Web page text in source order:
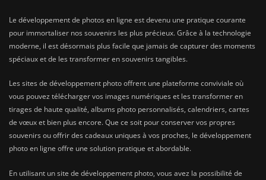
Le développement de photos en ligne est devenu une pratique courante
pour immortaliser nos souvenirs les plus précieux. Grâce à la technologie
moderne, il est désormais plus facile que jamais de capturer des moments
spéciaux et de les transformer en souvenirs tangibles.
Les sites de développement photo offrent une plateforme conviviale où
vous pouvez télécharger vos images numériques et les transformer en
tirages de haute qualité, albums photo personnalisés, calendriers, cartes
de vœux et bien plus encore. Que ce soit pour conserver vos propres
souvenirs ou offrir des cadeaux uniques à vos proches, le développement
photo en ligne offre une solution pratique et abordable.
En utilisant un site de développement photo, vous avez la possibilité de